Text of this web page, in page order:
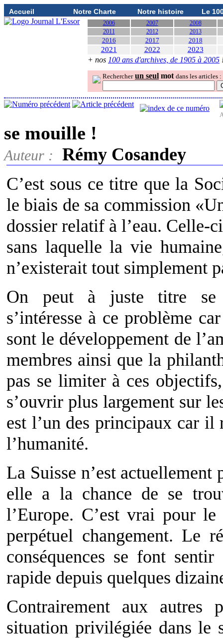
Accueil Notre Charte Notre histoire Le
2006 2007
2008
2011
2012 2013
2016 2017 2018
2021 2022 2023
+ nos 100 ans d'archives, de 1905 à 2005
Rechercher un seul mot dans les articles :
se mouille !
Auteur :
Rémy Cosandey
C’est sous ce titre que la
le biais de sa commission
dossier relatif à l’eau. Celle-
sans laquelle la vie
n’existerait tout simplement
On peut à juste titre se
s’intéresse à ce problème
sont le développement de
membres ainsi que la
pas se limiter à ces
s’ouvrir plus largement sur
est l’un des principaux car
l’humanité.
La Suisse n’est actuellement
elle a la chance de se
l’Europe. C’est vrai pour
perpétuel changement. Le
conséquences se font
rapide depuis quelques
Contrairement aux autres
situation privilégiée dans le